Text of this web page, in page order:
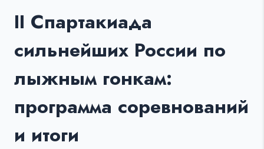
II Спартакиада
сильнейших России по
лыжным гонкам:
программа соревнований
и итоги